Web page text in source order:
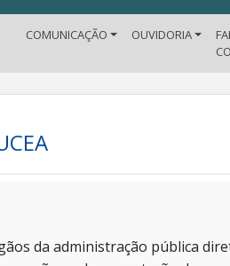
COMUNICAÇÃO OUVIDORIA
da administração pública